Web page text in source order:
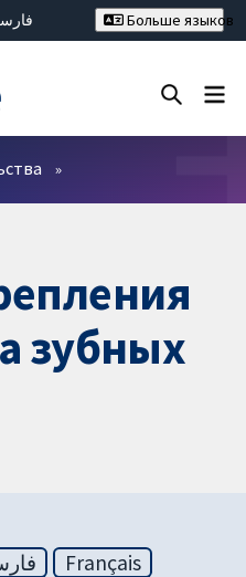
Больше языков
зубных
Français